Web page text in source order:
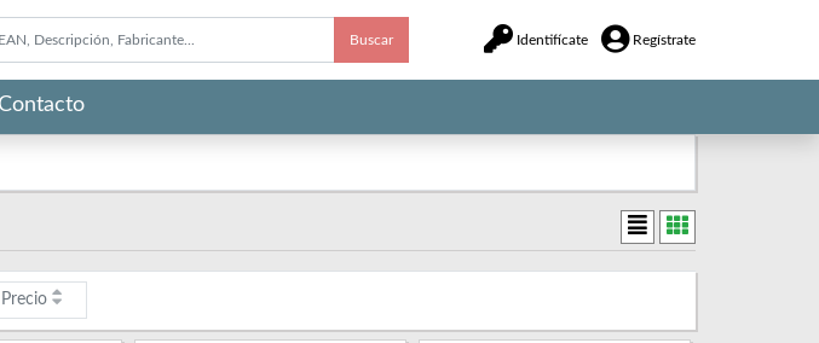
Buscar Identifícate Regístrate
Contacto
Precio